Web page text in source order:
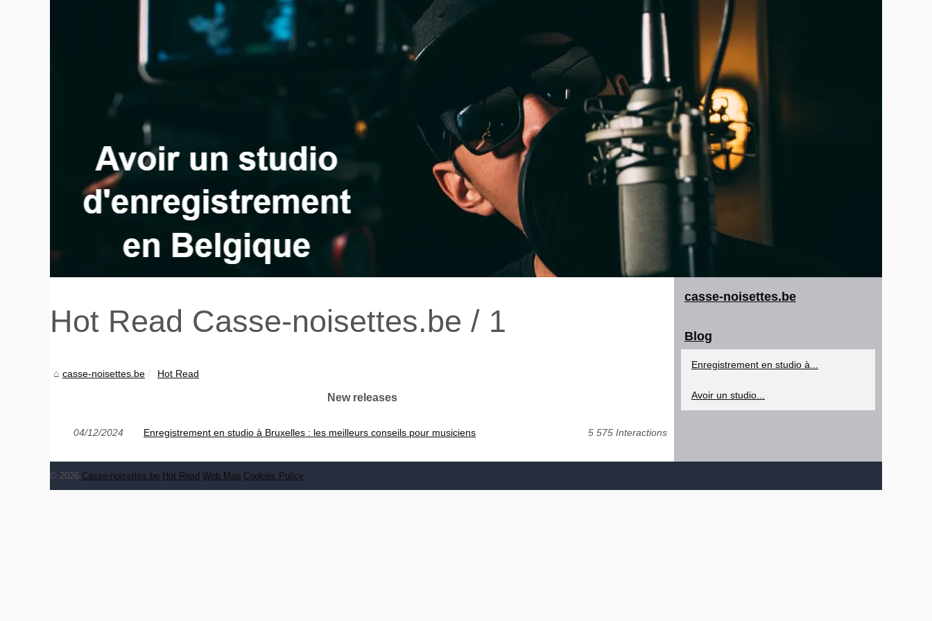
Hot Read Casse-noisettes.be / 1
casse-noisettes.be Hot Read
New releases
04/12/2024 Enregistrement en studio à Bruxelles : les meilleurs conseils pour musiciens 5 575 Interactions
casse-noisettes.be
Blog
Enregistrement en studio à...
Avoir un studio...
© 2026 Casse-noisettes.be Hot Read Web Map Cookies Policy